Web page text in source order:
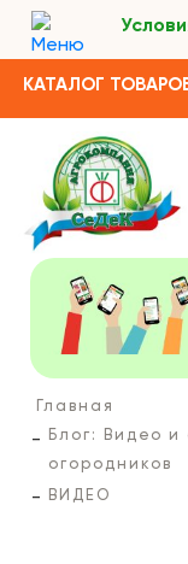
КАТАЛОГ
Главная
Блог: Видео и
огородников
ВИДЕО